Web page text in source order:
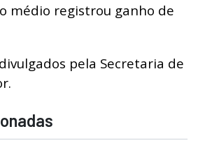
médio registrou ganho de
pela Secretaria de